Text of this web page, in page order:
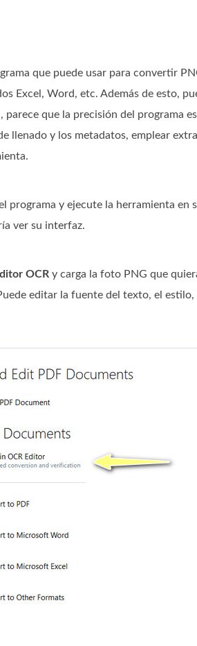
que puede usar para convertir
Excel, Word, etc. Además de esto,
que la precisión del programa
llenado y los metadatos, emplear
programa y ejecute la herramienta en
ver su interfaz.
OCR y carga la foto PNG que
editar la fuente del texto, el estilo,